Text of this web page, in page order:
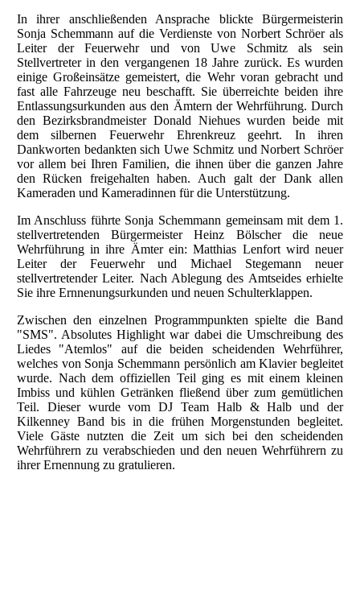
In ihrer anschließenden Ansprache blickte Bürgermeisterin
Sonja Schemmann auf die Verdienste von Norbert Schröer als
Leiter der Feuerwehr und von Uwe Schmitz als sein
Stellvertreter in den vergangenen 18 Jahre zurück. Es wurden
einige Großeinsätze gemeistert, die Wehr voran gebracht und
fast alle Fahrzeuge neu beschafft. Sie überreichte beiden ihre
Entlassungsurkunden aus den Ämtern der Wehrführung. Durch
den Bezirksbrandmeister Donald Niehues wurden beide mit
dem silbernen Feuerwehr Ehrenkreuz geehrt. In ihren
Dankworten bedankten sich Uwe Schmitz und Norbert Schröer
vor allem bei Ihren Familien, die ihnen über die ganzen Jahre
den Rücken freigehalten haben. Auch galt der Dank allen
Kameraden und Kameradinnen für die Unterstützung.
Im Anschluss führte Sonja Schemmann gemeinsam mit dem 1.
stellvertretenden Bürgermeister Heinz Bölscher die neue
Wehrführung in ihre Ämter ein: Matthias Lenfort wird neuer
Leiter der Feuerwehr und Michael Stegemann neuer
stellvertretender Leiter. Nach Ablegung des Amtseides erhielte
Sie ihre Ernnenungsurkunden und neuen Schulterklappen.
Zwischen den einzelnen Programmpunkten spielte die Band
"SMS". Absolutes Highlight war dabei die Umschreibung des
Liedes "Atemlos" auf die beiden scheidenden Wehrführer,
welches von Sonja Schemmann persönlich am Klavier begleitet
wurde. Nach dem offiziellen Teil ging es mit einem kleinen
Imbiss und kühlen Getränken fließend über zum gemütlichen
Teil. Dieser wurde vom DJ Team Halb & Halb und der
Kilkenney Band bis in die frühen Morgenstunden begleitet.
Viele Gäste nutzten die Zeit um sich bei den scheidenden
Wehrführern zu verabschieden und den neuen Wehrführern zu
ihrer Ernennung zu gratulieren.